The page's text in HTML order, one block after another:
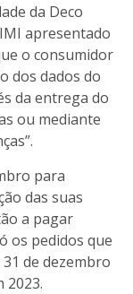
da Deco
apresentado
o consumidor
dos dados do
da entrega do
ou mediante
para
das suas
a pagar
os pedidos que
de dezembro
2023.